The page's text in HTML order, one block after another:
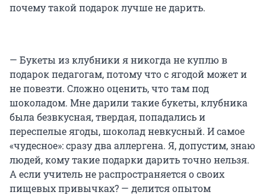
почему такой подарок лучше не дарить.
— Букеты из клубники я никогда не куплю в
подарок педагогам, потому что с ягодой может и
не повезти. Сложно оценить, что там под
шоколадом. Мне дарили такие букеты, клубника
была безвкусная, твердая, попадались и
переспелые ягоды, шоколад невкусный. И самое
«чудесное»: сразу два аллергена. Я, допустим, знаю
людей, кому такие подарки дарить точно нельзя.
А если учитель не распространяется о своих
пищевых привычках? — делится опытом